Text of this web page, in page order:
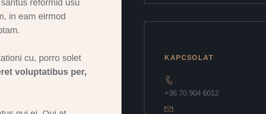
reformid usu
in eam eirmod
cu, porro solet
voluptatibus per,
KAPCSOLAT
+36 70 904 6012